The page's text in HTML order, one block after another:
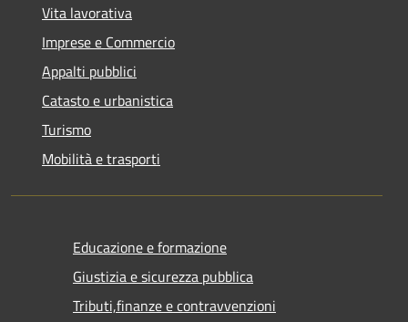
Vita lavorativa
Imprese e Commercio
Appalti pubblici
Catasto e urbanistica
Turismo
Mobilità e trasporti
Educazione e formazione
Giustizia e sicurezza pubblica
Tributi,finanze e contravvenzioni